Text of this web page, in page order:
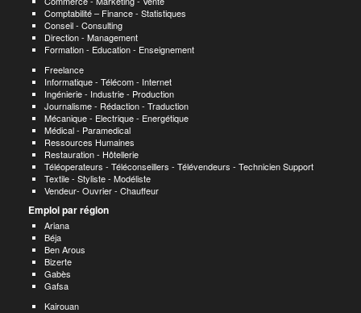
Comptabilité – Finance - Statistiques
Conseil - Consulting
Direction - Management
Formation - Education - Enseignement
Freelance
Informatique - Télécom - Internet
Ingénierie - Industrie - Production
Journalisme - Rédaction - Traduction
Mécanique - Electrique - Energétique
Médical - Paramedical
Ressources Humaines
Restauration - Hôtellerie
Téléoperateurs - Téléconseillers - Télévendeurs - Technicien Support
Textile - Styliste - Modéliste
Vendeur- Ouvrier - Chauffeur
Emploi par région
Ariana
Béja
Ben Arous
Bizerte
Gabès
Gafsa
Kairouan